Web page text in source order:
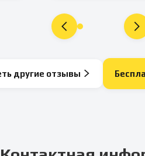
другие отзывы